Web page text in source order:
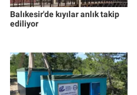
Balıkesir'de kıyılar anlık takip
ediliyor